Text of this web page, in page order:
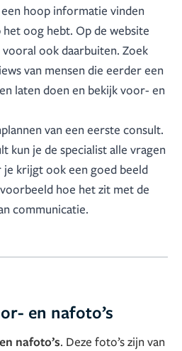
hoop informatie vinden
oog hebt. Op de website
ook daarbuiten. Zoek
van mensen die eerder een
laten doen en bekijk voor- en
van een eerste consult.
kun je de specialist alle vragen
krijgt ook een goed beeld
hoe het zit met de
communicatie.
en nafoto’s
nafoto’s. Deze foto’s zijn van